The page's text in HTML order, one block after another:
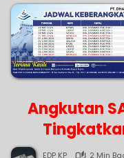
Angkutan
EDP KP
2 Min